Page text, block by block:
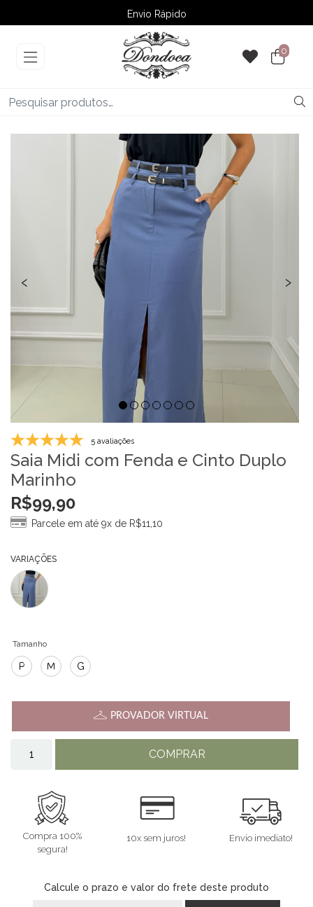
Envio Rápido
➚ Ofertas– Até 60% OFF
0
‹ ›
5 avaliações
Saia Midi com Fenda e Cinto Duplo
Marinho
R$99,90
Parcele em até 9x de R$11,10
VARIAÇÕES
Tamanho
P M G
PROVADOR VIRTUAL
COMPRAR
Compra 100%
segura!
10x sem juros! Envio imediato!
Calcule o prazo e valor do frete deste produto